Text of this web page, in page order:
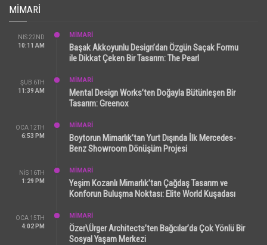
MIMARI
NIS 22ND
10:11 AM
MİMARİ
Başak Akkoyunlu Design’dan Özgün Saçak Formu
ile Dikkat Çeken Bir Tasarım: The Pearl
ŞUB 6TH
11:39 AM
MİMARİ
Mental Design Works’ten Doğayla Bütünleşen Bir
Tasarım: Greenox
OCA 12TH
6:53 PM
MİMARİ
Boytorun Mimarlık’tan Yurt Dışında İlk Mercedes-
Benz Showroom Dönüşüm Projesi
NIS 16TH
1:29 PM
MİMARİ
Yeşim Kozanlı Mimarlık’tan Çağdaş Tasarım ve
Konforun Buluşma Noktası: Elite World Kuşadası
OCA 15TH
4:02 PM
MİMARİ
Özer\Ürger Architects’ten Bağcılar’da Çok Yönlü Bir
Sosyal Yaşam Merkezi